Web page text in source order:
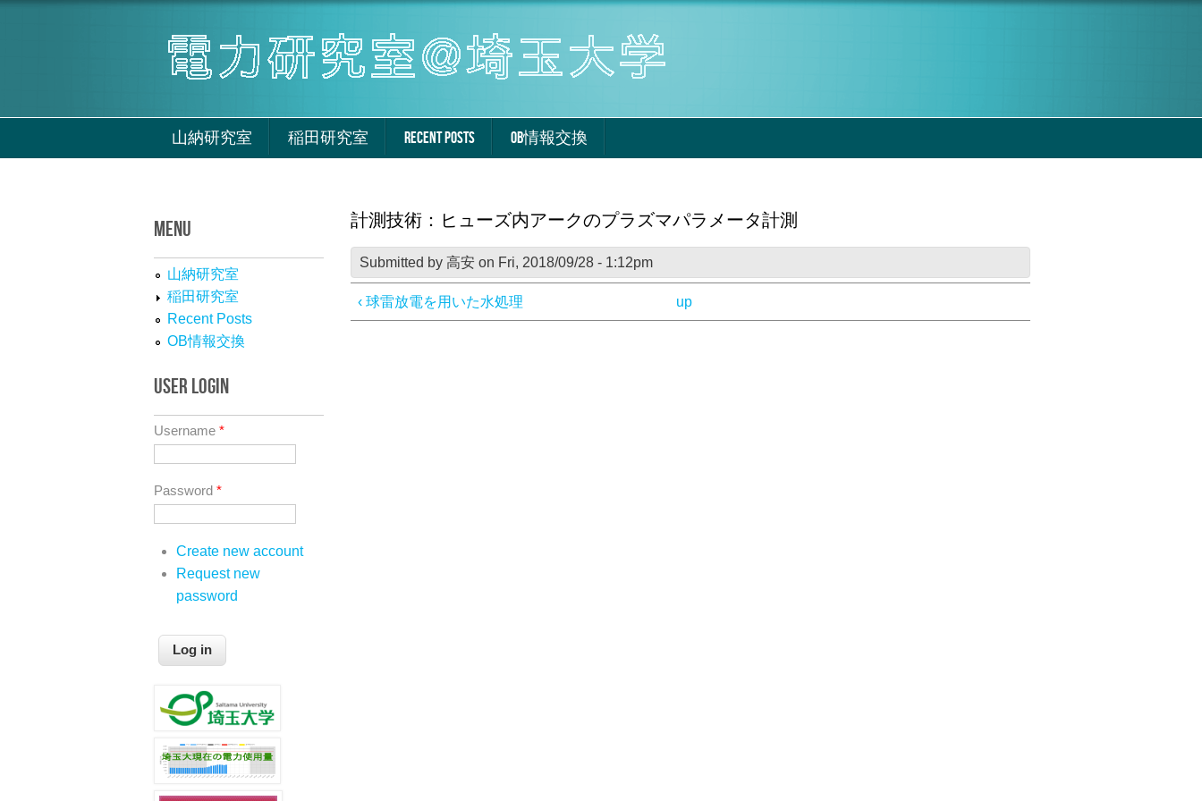
山納研究室 稲田研究室 RECENT POSTS OB情報交換
計測技術：ヒューズ内アークのプラズマパラメータ計測
Submitted by 高安 on Fri, 2018/09/28 - 1:12pm
‹ 球雷放電を用いた水処理 up
MENU
山納研究室
稲田研究室
Recent Posts
OB情報交換
USER LOGIN
Username *
Password *
Create new account
Request new
password